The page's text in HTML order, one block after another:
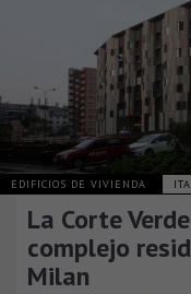
EDIFICIOS DE VIVIENDA
La Corte
complejo
Milan